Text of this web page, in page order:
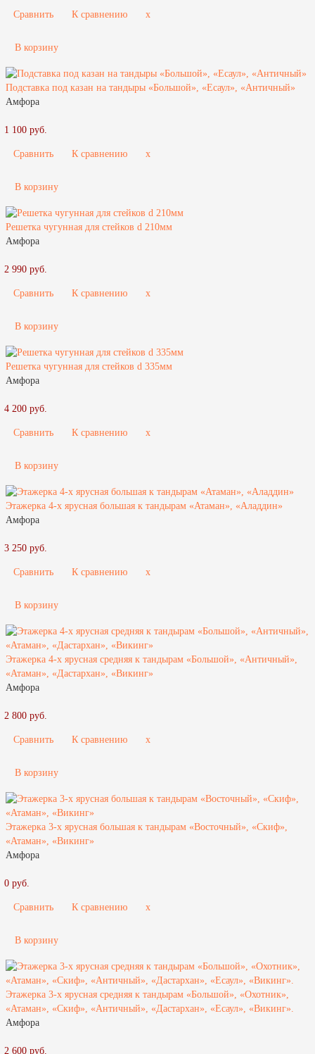
Сравнить К сравнению x
В корзину
Подставка под казан на тандыры «Большой», «Есаул», «Античный»
Амфора
1 100 руб.
Сравнить К сравнению x
В корзину
Решетка чугунная для стейков d 210мм
Амфора
2 990 руб.
Сравнить К сравнению x
В корзину
Решетка чугунная для стейков d 335мм
Амфора
4 200 руб.
Сравнить К сравнению x
В корзину
Этажерка 4-х ярусная большая к тандырам «Атаман», «Аладдин»
Амфора
3 250 руб.
Сравнить К сравнению x
В корзину
Этажерка 4-х ярусная средняя к тандырам «Большой», «Античный»,
«Атаман», «Дастархан», «Викинг»
Амфора
2 800 руб.
Сравнить К сравнению x
В корзину
Этажерка 3-х ярусная большая к тандырам «Восточный», «Скиф»,
«Атаман», «Викинг»
Амфора
0 руб.
Сравнить К сравнению x
В корзину
Этажерка 3-х ярусная средняя к тандырам «Большой», «Охотник»,
«Атаман», «Скиф», «Античный», «Дастархан», «Есаул», «Викинг».
Амфора
2 600 руб.